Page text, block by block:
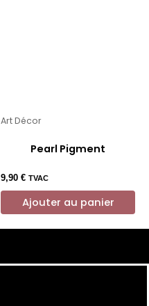
Art Décor
Pearl Pigment
9,90 € TVAC
Ajouter au panier